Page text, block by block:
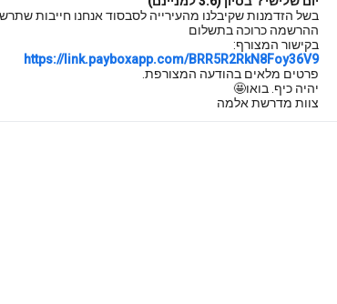
בשל הזדמנות שקיבלנו מהעירייה לסבסוד אנחנו חייבות
ההרשמה כרוכה בתשלום
בקישור המצורף:
https://link.payboxapp.com/BRR5R2RkN8Foy36V9
פרטים מלאים בהודעה המצורפת.
יהיה כיף. בואו🤩
צוות מדרשת אלמה